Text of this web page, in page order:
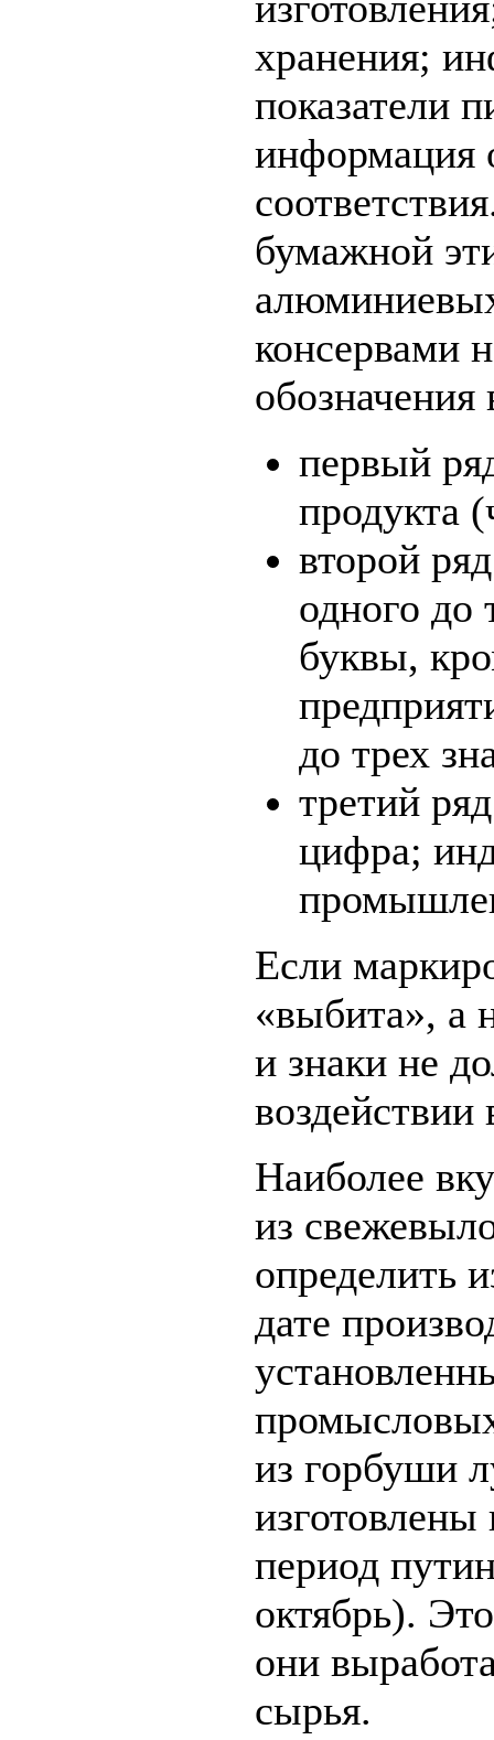
хранения;
показатели
информация
бумажной
консервами
обозначения
первый
продукта
второй
одного до
буквы,
до трех
третий
цифра;
Если
«выбита», а
и знаки не
воздействии
Наиболее
из
определить
дате
из горбуши
период
октябрь).
они
сырья.